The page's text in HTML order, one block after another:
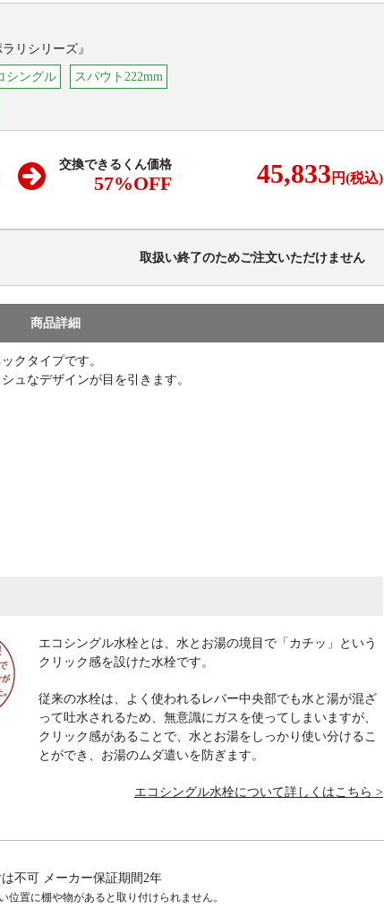
リシリーズ』
シングル スパウト222mm
交換できるくん価格
57%OFF 45,833 円(税込)
取扱い終了のためご注文いただけません
商品詳細
クタイプです。
ュなデザインが目を引きます。
エコシングル水栓とは、水とお湯の境目で「カチッ」という
クリック感を設けた水栓です。
従来の水栓は、よく使われるレバー中央部でも水と湯が混ざ
って吐水されるため、無意識にガスを使ってしまいますが、
クリック感があることで、水とお湯をしっかり使い分けるこ
とができ、お湯のムダ遣いを防ぎます。
エコシングル水栓について詳しくはこちら >
不可 メーカー保証期間2年
位置に棚や物があると取り付けられません。